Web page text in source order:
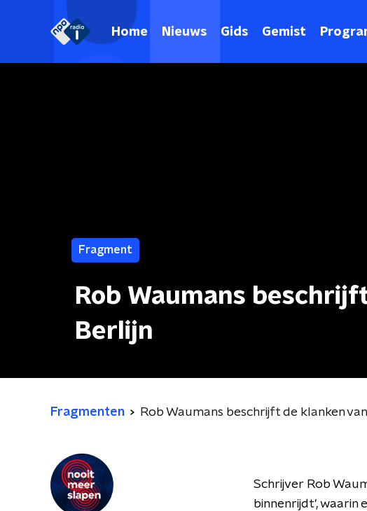
Home Nieuws Gids Gemist
Fragment
Rob Waumans
Berlijn
Fragmenten Rob Waumans beschrijft de klanken
Schrijver Rob
binnenrijdt', waarin